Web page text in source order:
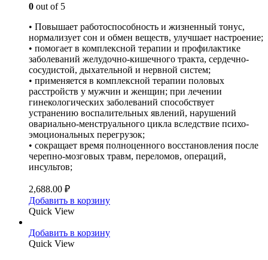
0 out of 5
• Повышает работоспособность и жизненный тонус,
нормализует сон и обмен веществ, улучшает настроение;
• помогает в комплексной терапии и профилактике
заболеваний желудочно-кишечного тракта, сердечно-
сосудистой, дыхательной и нервной систем;
• применяется в комплексной терапии половых
расстройств у мужчин и женщин; при лечении
гинекологических заболеваний способствует
устранению воспалительных явлений, нарушений
овариально-менструального цикла вследствие психо-
эмоциональных перегрузок;
• сокращает время полноценного восстановления после
черепно-мозговых травм, переломов, операций,
инсультов;
2,688.00 ₽
Добавить в корзину
Quick View
Добавить в корзину
Quick View